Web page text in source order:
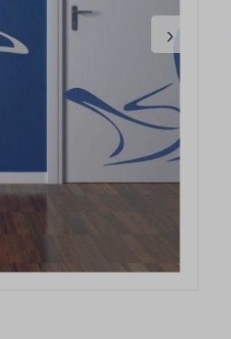
›